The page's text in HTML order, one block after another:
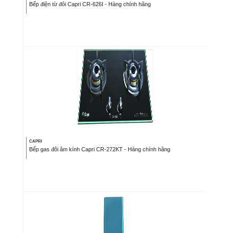
Bếp điện từ đôi Capri CR-626I - Hàng chính hãng
CAPRI
Bếp gas đôi âm kính Capri CR-272KT - Hàng chính hãng